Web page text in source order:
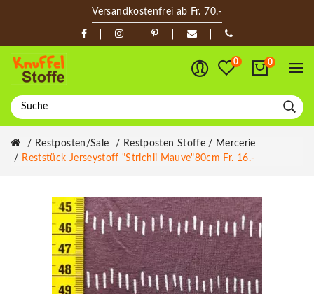
Versandkostenfrei ab Fr. 70.-
0 0
Restposten/Sale
Restposten Stoffe / Mercerie
Reststück Jerseystoff "Strichli Mauve"80cm Fr. 16.-